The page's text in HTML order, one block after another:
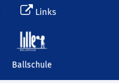
Links
Ballschule